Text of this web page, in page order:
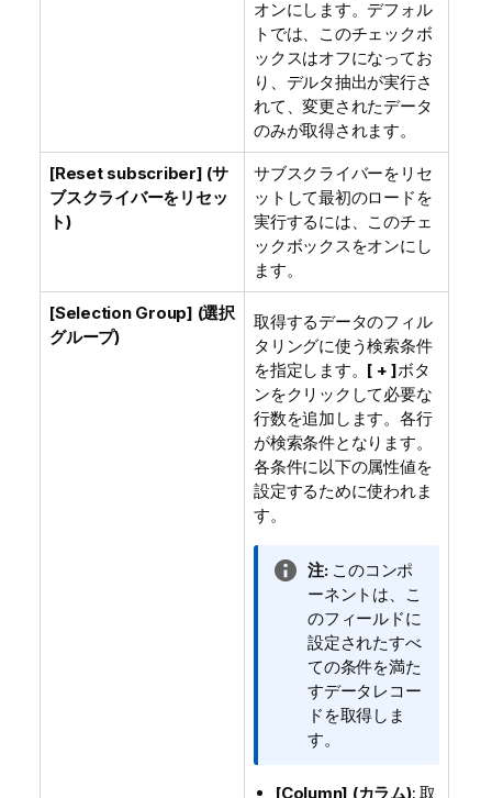
オンにします。デフォル
トでは、このチェックボ
ックスはオフになってお
り、デルタ抽出が実行さ
れて、変更されたデータ
のみが取得されます。
[Reset subscriber] (サ
ブスクライバーをリセッ
ト)
サブスクライバーをリセ
ットして最初のロードを
実行するには、このチェ
ックボックスをオンにし
ます。
[Selection Group] (選択
グループ)
取得するデータのフィル
タリングに使う検索条件
を指定します。 [ + ]ボタ
ンをクリックして必要な
行数を追加します。各行
が検索条件となります。
各条件に以下の属性値を
設定するために使われま
す。
情
報
メ
モ
注:このコンポ
ーネントは、こ
のフィールドに
設定されたすべ
ての条件を満た
すデータレコー
ドを取得しま
す。
[Column] (カラム): 取